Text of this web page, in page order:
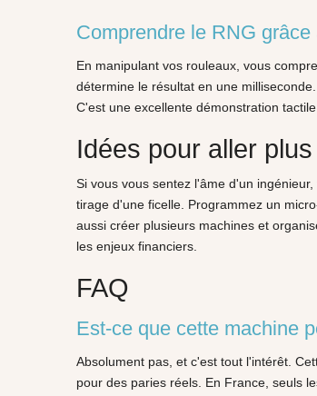
Comprendre le RNG
En manipulant vos rouleaux, vous
détermine le résultat en une
C'est une excellente démonstration
Idées pour aller
Si vous vous sentez l'âme d'un
tirage d'une ficelle. Programmez un
aussi créer plusieurs machines et
les enjeux financiers.
FAQ
Est-ce que cette machine
Absolument pas, et c'est tout l'intérêt.
pour des paries réels. En France, seuls